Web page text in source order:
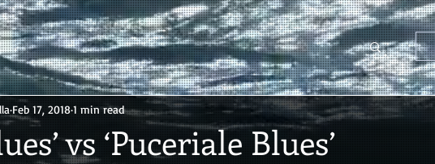
vs ‘Puceriale Blues’
Feb 17, 20181 min read